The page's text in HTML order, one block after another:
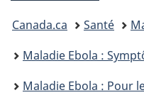
Vous
êtes
ici :
Canada.ca Santé
Maladie Ebola :
Maladie Ebola : Pour les